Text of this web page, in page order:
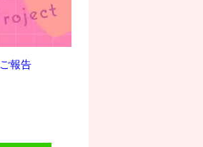
ご報告